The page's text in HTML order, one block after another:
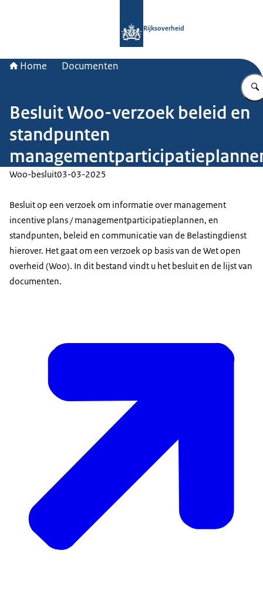
Rijksoverheid
Home Documenten
Besluit Woo-verzoek beleid en
standpunten
Woo-besluit03-03-2025
Besluit op een verzoek om informatie over management
incentive plans / managementparticipatieplannen, en
standpunten, beleid en communicatie van de Belastingdienst
hierover. Het gaat om een verzoek op basis van de Wet open
overheid (Woo). In dit bestand vindt u het besluit en de lijst van
documenten.